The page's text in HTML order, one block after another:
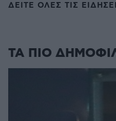
ΔΕΙΤΕ ΟΛΕΣ ΤΙΣ
ΤΑ ΠΙΟ